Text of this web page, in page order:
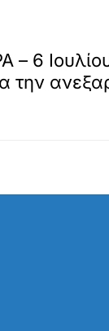
6
την